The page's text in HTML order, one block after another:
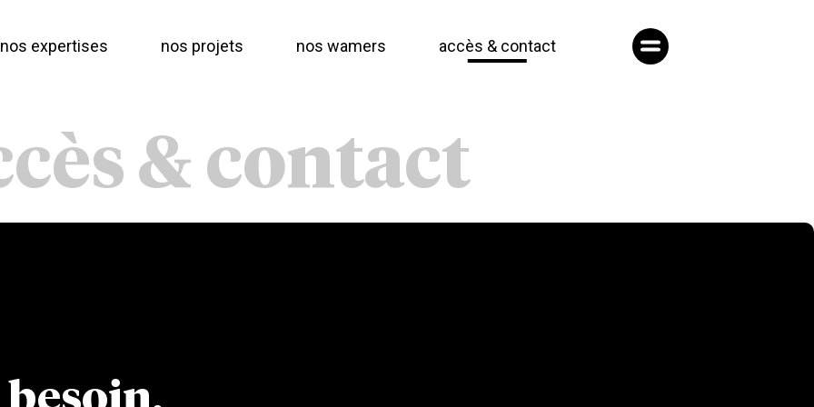
nos expertises nos projets nos wamers accès & contact
& contact